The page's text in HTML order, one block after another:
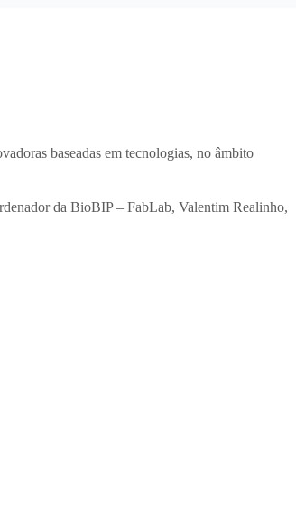
baseadas em tecnologias, no âmbito
da BioBIP – FabLab, Valentim Realinho,